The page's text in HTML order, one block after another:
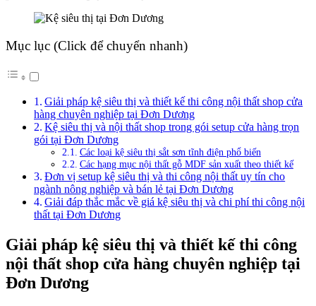
Mục lục (Click để chuyển nhanh)
Giải pháp kệ siêu thị và thiết kế thi công nội thất shop cửa
hàng chuyên nghiệp tại Đơn Dương
Kệ siêu thị và nội thất shop trong gói setup cửa hàng trọn
gói tại Đơn Dương
Các loại kệ siêu thị sắt sơn tĩnh điện phổ biến
Các hạng mục nội thất gỗ MDF sản xuất theo thiết kế
Đơn vị setup kệ siêu thị và thi công nội thất uy tín cho
ngành nông nghiệp và bán lẻ tại Đơn Dương
Giải đáp thắc mắc về giá kệ siêu thị và chi phí thi công nội
thất tại Đơn Dương
Giải pháp kệ siêu thị và thiết kế thi công
nội thất shop cửa hàng chuyên nghiệp tại
Đơn Dương